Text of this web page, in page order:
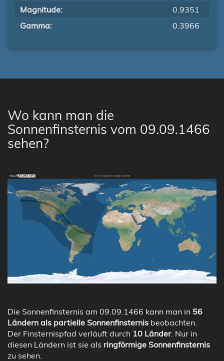
Magnitude:
0.9351
Gamma:
0.3966
Wo kann man die
Sonnenfinsternis vom 09.09.1466
sehen?
Die Sonnenfinsternis am 09.09.1466 kann man in 56
Ländern als partielle Sonnenfinsternis beobachten.
Der Finsternispfad verläuft durch 10 Länder. Nur in
diesen Ländern ist sie als ringförmige Sonnenfinsternis
zu sehen.